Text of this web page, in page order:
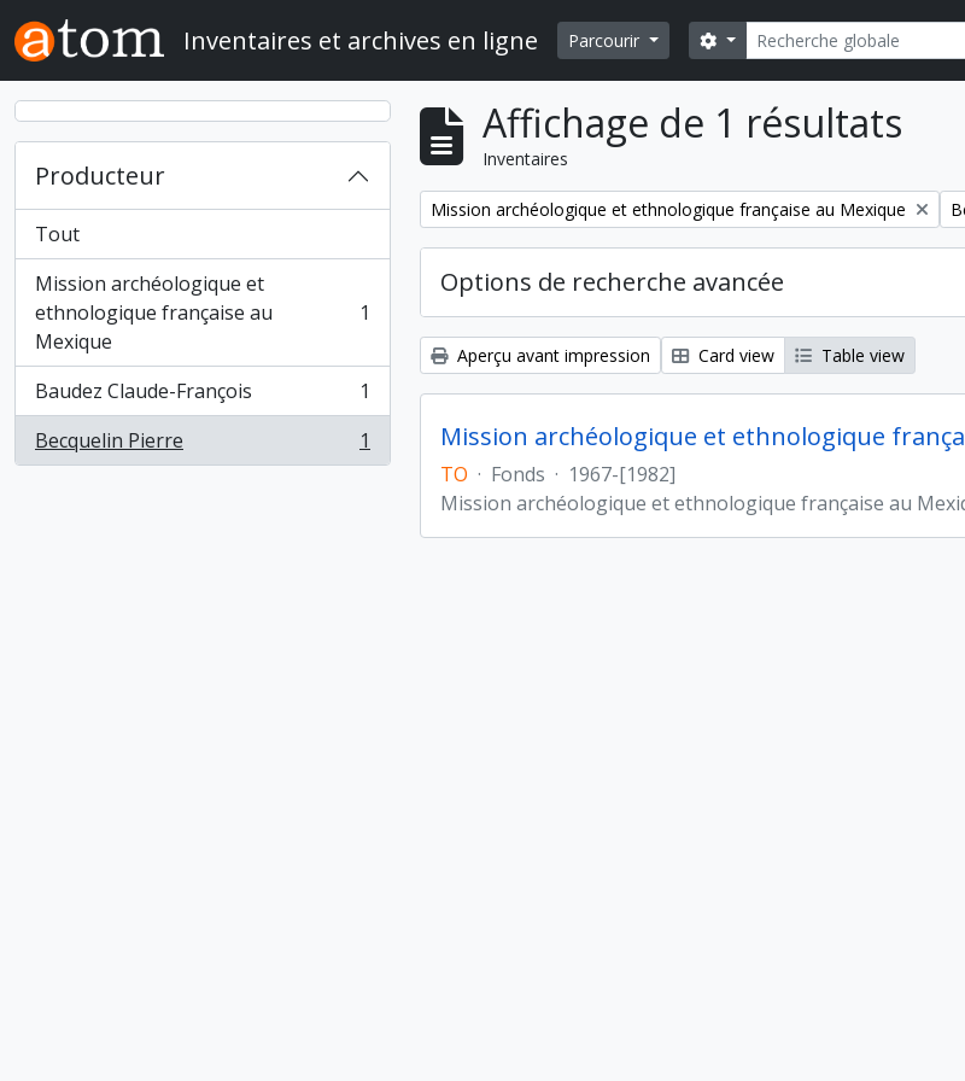
Skip to main content
Inventaires et archives en ligne Parcourir Rechercher
Search options
Producteur
Tout
Mission archéologique et
ethnologique française au
Mexique
, 1 résultats 1
Baudez Claude-François
, 1 résultats
1
Becquelin Pierre
, 1 résultats 1
Affichage de 1 résultats
Inventaires
Remove filter:
Mission archéologique et ethnologique française au Mexique
Options de recherche avancée
Aperçu avant impression Card view Table view
Mission archéologique et ethnologique
TO · Fonds · 1967-[1982]
Mission archéologique et ethnologique française au